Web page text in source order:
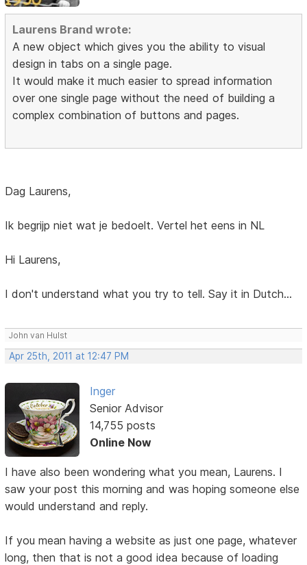
Laurens Brand wrote:
A new object which gives you the ability to visual
design in tabs on a single page.
It would make it much easier to spread information
over one single page without the need of building a
complex combination of buttons and pages.
Dag Laurens,
Ik begrijp niet wat je bedoelt. Vertel het eens in NL
Hi Laurens,
I don't understand what you try to tell. Say it in Dutch...
John van Hulst
Apr 25th, 2011 at 12:47 PM
Inger
Senior Advisor
14,755 posts
Online Now
I have also been wondering what you mean, Laurens. I
saw your post this morning and was hoping someone else
would understand and reply.
If you mean having a website as just one page, whatever
long, then that is not a good idea because of loading